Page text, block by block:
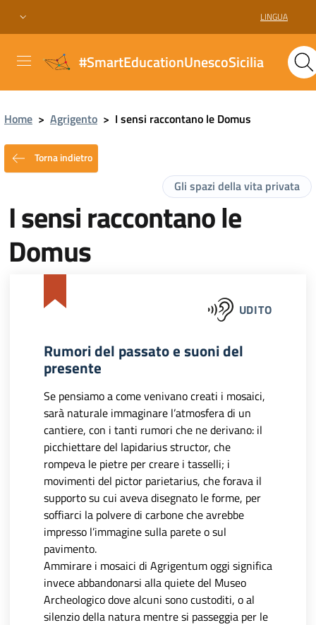
LINGUA
#SmartEducationUnescoSicilia
Home > Agrigento > I sensi raccontano le Domus
Torna indietro
Gli spazi della vita privata
I sensi raccontano le
Domus
UDITO
Rumori del passato e suoni del
presente
Se pensiamo a come venivano creati i mosaici,
sarà naturale immaginare l’atmosfera di un
cantiere, con i tanti rumori che ne derivano: il
picchiettare del lapidarius structor, che
rompeva le pietre per creare i tasselli; i
movimenti del pictor parietarius, che forava il
supporto su cui aveva disegnato le forme, per
soffiarci la polvere di carbone che avrebbe
impresso l’immagine sulla parete o sul
pavimento.
Ammirare i mosaici di Agrigentum oggi significa
invece abbandonarsi alla quiete del Museo
Archeologico dove alcuni sono custoditi, o al
silenzio della natura mentre si passeggia per le